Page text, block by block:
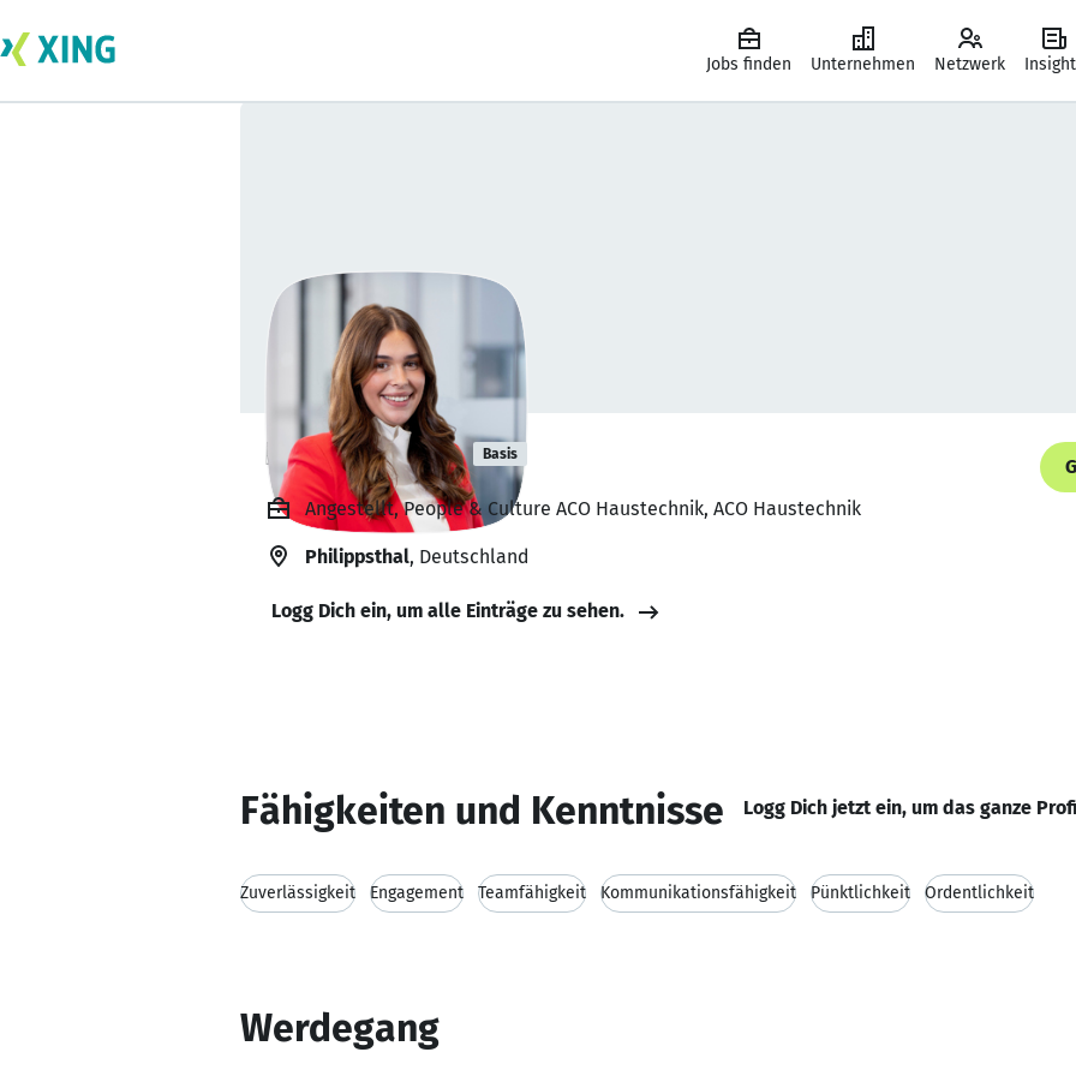
Jobs finden Unternehmen Netzwerk
Bente Weber Basis
Angestellt, People & Culture ACO Haustechnik, ACO Haustechnik
Philippsthal, Deutschland
Logg Dich ein, um alle Einträge zu sehen.
Fähigkeiten und Kenntnisse Logg Dich jetzt ein, um das ganze
Zuverlässigkeit Engagement Teamfähigkeit Kommunikationsfähigkeit Pünktlichkeit Ordentlichkeit
Werdegang